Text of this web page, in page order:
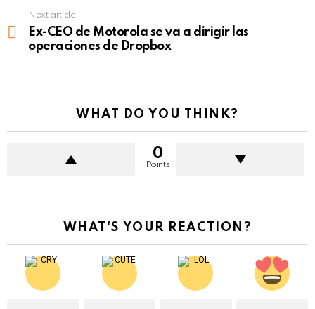
Next article
Ex-CEO de Motorola se va a dirigir las
operaciones de Dropbox
WHAT DO YOU THINK?
0
Points
WHAT'S YOUR REACTION?